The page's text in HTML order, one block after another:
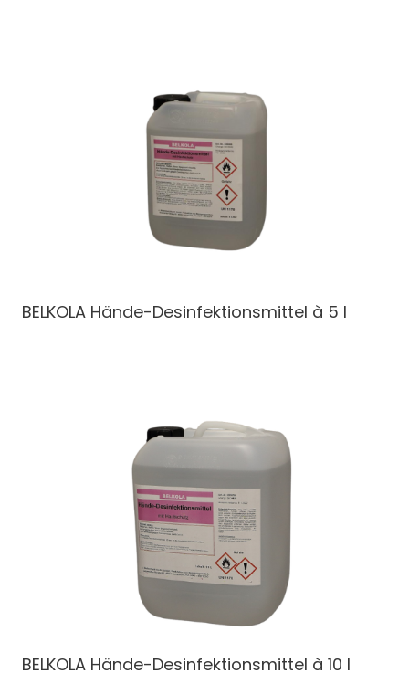
BELKOLA Hände-Desinfektionsmittel à 5 l
BELKOLA Hände-Desinfektionsmittel à 10 l